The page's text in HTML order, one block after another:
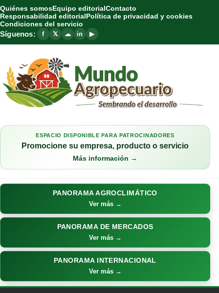
Quiénes somosEquipo editorialContacto
Responsabilidad editorialPolítica de privacidad y cookies
Condiciones del servicio
Síguenos: f 𝕏 ☁ in ▶
ESPACIO DISPONIBLE PARA PATROCINADORES
Promocione su empresa, producto o servicio
Más información →
PANORAMA AGROCLIMÁTICO
Ver más →
PANORAMA DE MERCADOS
Ver más →
PANORAMA INTERNACIONAL
Ver más →